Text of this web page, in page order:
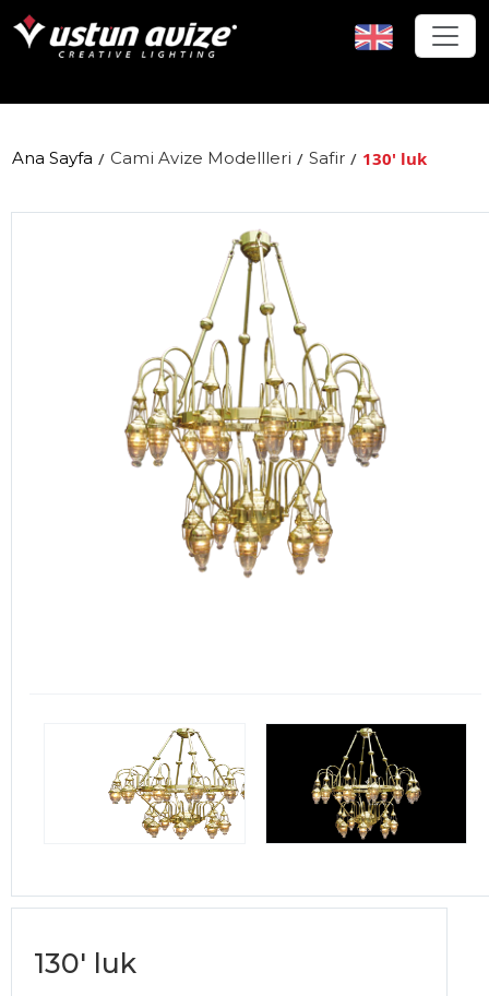
Ana Sayfa / Cami Avize Modellleri / Safir / 130' luk
130' luk